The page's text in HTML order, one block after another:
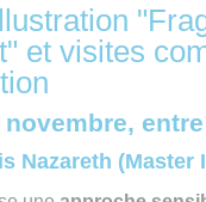
et visites
Nazareth (Master